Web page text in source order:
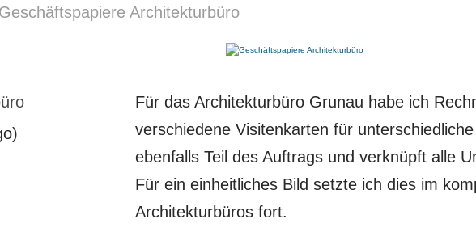
Geschäftspapiere Architekturbüro
ARCHITEKTURBÜRO
Für das Architekturbüro Grunau habe ich
verschiedene Visitenkarten für
ebenfalls Teil des Auftrags und verknüpft alle
Für ein einheitliches Bild setzte ich dies im
Architekturbüros fort.